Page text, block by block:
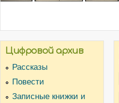
Цифровой архив
Рассказы
Повести
Записные книжки и